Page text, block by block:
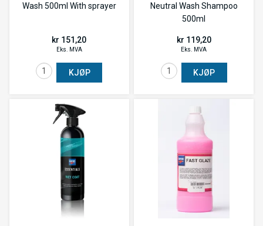
Wash 500ml With sprayer
kr 151,20
Eks. MVA
KJØP
Neutral Wash Shampoo
500ml
kr 119,20
Eks. MVA
KJØP